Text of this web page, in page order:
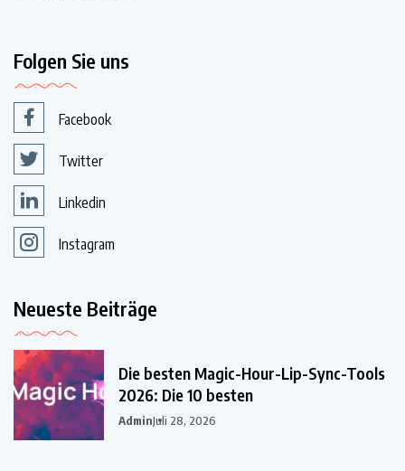
Folgen Sie uns
Facebook
Twitter
Linkedin
Instagram
Neueste Beiträge
Die besten Magic-Hour-Lip-Sync-Tools
2026: Die 10 besten
AdminJuli 28, 2026